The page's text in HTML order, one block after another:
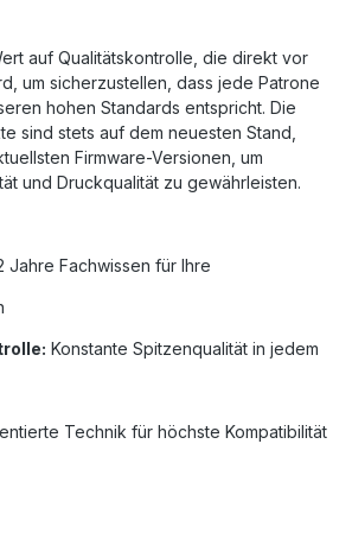
auf Qualitätskontrolle, die direkt vor
um sicherzustellen, dass jede Patrone
hohen Standards entspricht. Die
sind stets auf dem neuesten Stand,
Firmware-Versionen, um
und Druckqualität zu gewährleisten.
Jahre Fachwissen für Ihre
Konstante Spitzenqualität in jedem
Technik für höchste Kompatibilität